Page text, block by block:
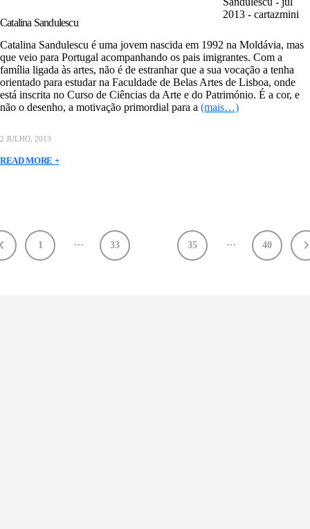
Catalina Sandulescu
Catalina Sandulescu é uma jovem nascida em 1992 na Moldávia, mas
que veio para Portugal acompanhando os pais imigrantes. Com a
família ligada às artes, não é de estranhar que a sua vocação a tenha
orientado para estudar na Faculdade de Belas Artes de Lisboa, onde
está inscrita no Curso de Ciências da Arte e do Património. É a cor, e
não o desenho, a motivação primordial para a (mais…)
2 JULHO, 2013
READ MORE +
1 … 33 35 … 40